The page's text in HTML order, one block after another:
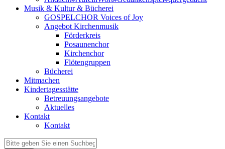
Musik & Kultur & Bücherei
GOSPELCHOR Voices of Joy
Angebot Kirchenmusik
Förderkreis
Posaunenchor
Kirchenchor
Flötengruppen
Bücherei
Mitmachen
Kindertagesstätte
Betreuungsangebote
Aktuelles
Kontakt
Kontakt